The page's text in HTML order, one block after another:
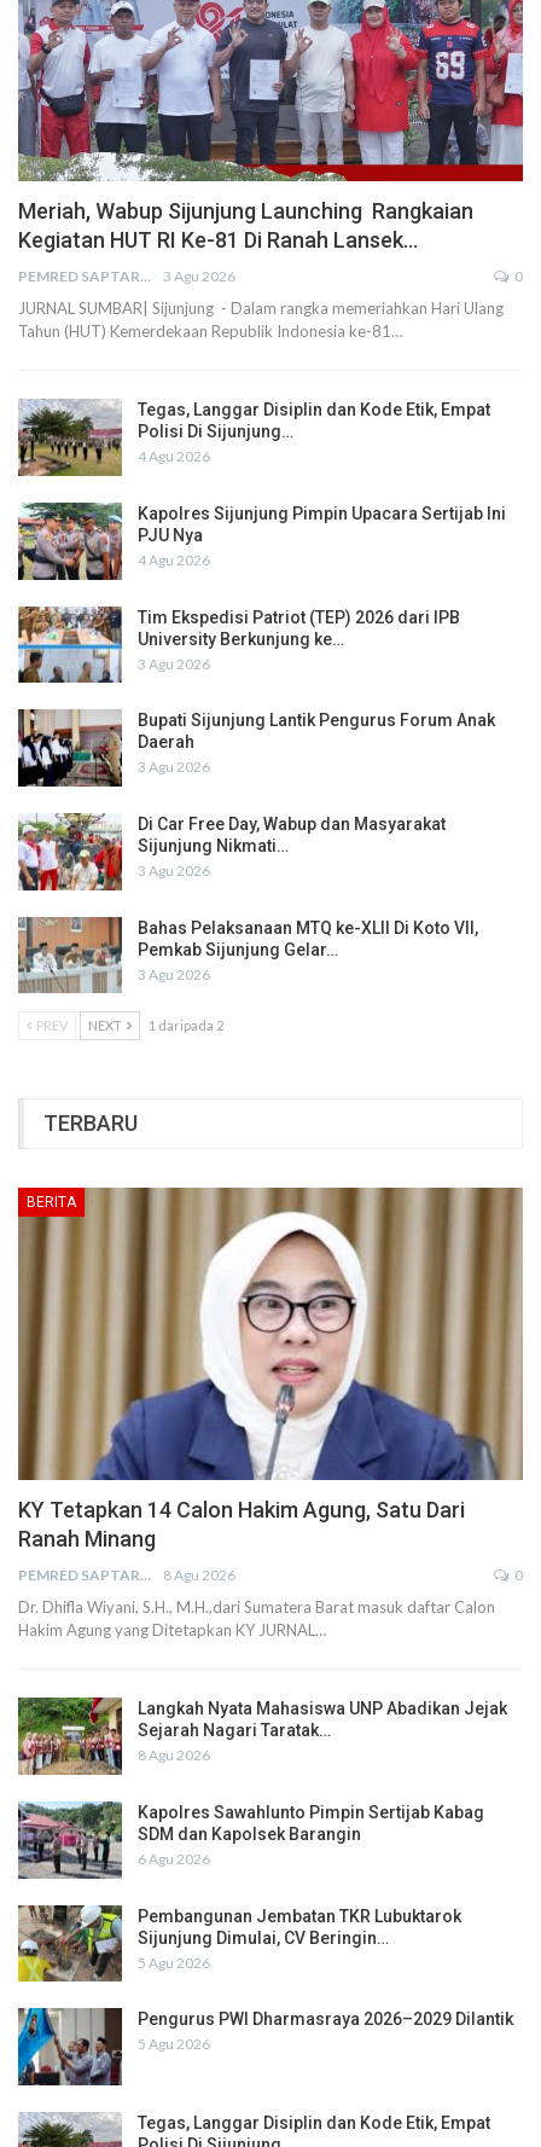
Meriah, Wabup Sijunjung Launching Rangkaian
Kegiatan HUT RI Ke-81 Di Ranah Lansek…
PEMRED SAPTARIUS 3 Agu 2026 0
JURNAL SUMBAR| Sijunjung - Dalam rangka memeriahkan Hari Ulang
Tahun (HUT) Kemerdekaan Republik Indonesia ke-81…
Tegas, Langgar Disiplin dan Kode Etik, Empat
Polisi Di Sijunjung…
4 Agu 2026
Kapolres Sijunjung Pimpin Upacara Sertijab Ini
PJU Nya
4 Agu 2026
Tim Ekspedisi Patriot (TEP) 2026 dari IPB
University Berkunjung ke…
3 Agu 2026
Bupati Sijunjung Lantik Pengurus Forum Anak
Daerah
3 Agu 2026
Di Car Free Day, Wabup dan Masyarakat
Sijunjung Nikmati…
3 Agu 2026
Bahas Pelaksanaan MTQ ke-XLII Di Koto VII,
Pemkab Sijunjung Gelar…
3 Agu 2026
PREV NEXT 1 daripada 2
TERBARU
BERITA
KY Tetapkan 14 Calon Hakim Agung, Satu Dari
Ranah Minang
PEMRED SAPTARIUS 8 Agu 2026 0
Dr. Dhifla Wiyani, S.H., M.H.,dari Sumatera Barat masuk daftar Calon
Hakim Agung yang Ditetapkan KY JURNAL…
Langkah Nyata Mahasiswa UNP Abadikan Jejak
Sejarah Nagari Taratak…
8 Agu 2026
Kapolres Sawahlunto Pimpin Sertijab Kabag
SDM dan Kapolsek Barangin
6 Agu 2026
Pembangunan Jembatan TKR Lubuktarok
Sijunjung Dimulai, CV Beringin…
5 Agu 2026
Pengurus PWI Dharmasraya 2026–2029 Dilantik
5 Agu 2026
Tegas, Langgar Disiplin dan Kode Etik, Empat